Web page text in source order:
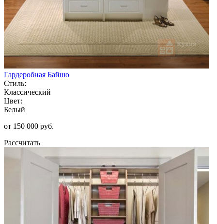
Гардеробная Байшо
Стиль:
Классический
Цвет:
Белый
от 150 000 руб.
Рассчитать